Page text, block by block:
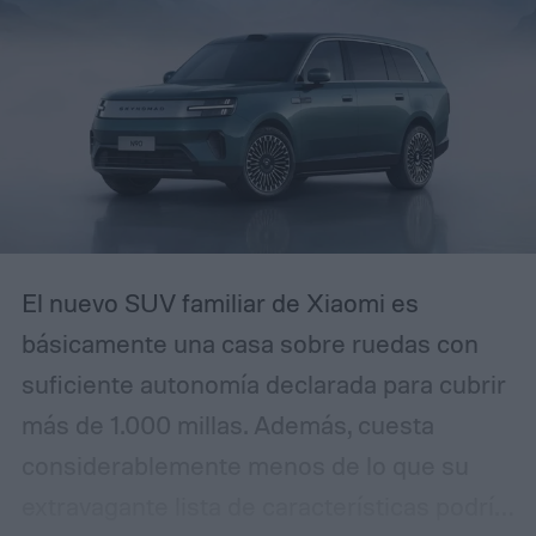
restringida a menos que actúes de
inmediato, reconocerás el patrón. La
diferencia es que esta campaña se ha
pulido lo suficiente como para que incluso
confundirla con la realidad.
El nuevo SUV familiar de Xiaomi es
básicamente una casa sobre ruedas con
suficiente autonomía declarada para cubrir
más de 1.000 millas. Además, cuesta